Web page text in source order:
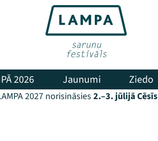
2026 Jaunumi Ziedo
2027 norisināsies 2.–3. jūlijā Cēsīs